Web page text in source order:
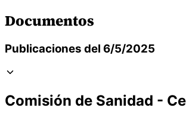
Documentos
Publicaciones del 6/5/2025
Comisión de Sanidad -